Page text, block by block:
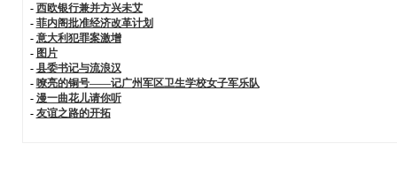
- 西欧银行兼并方兴未艾
- 菲内阁批准经济改革计划
- 意大利犯罪案激增
- 图片
- 县委书记与流浪汉
- 嘹亮的铜号——记广州军区卫生学校女子军乐队
- 漫一曲花儿请你听
- 友谊之路的开拓